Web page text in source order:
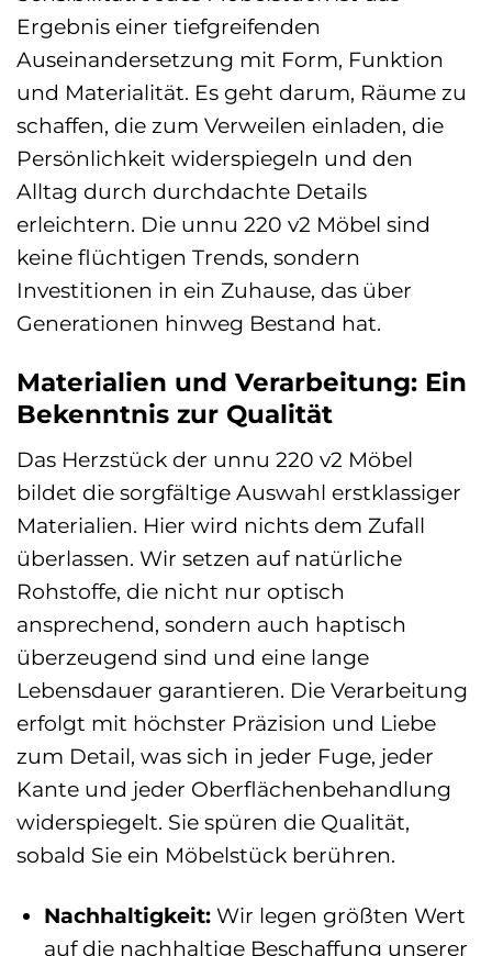
Ergebnis einer tiefgreifenden
Auseinandersetzung mit Form, Funktion
und Materialität. Es geht darum, Räume zu
schaffen, die zum Verweilen einladen, die
Persönlichkeit widerspiegeln und den
Alltag durch durchdachte Details
erleichtern. Die unnu 220 v2 Möbel sind
keine flüchtigen Trends, sondern
Investitionen in ein Zuhause, das über
Generationen hinweg Bestand hat.
Materialien und Verarbeitung: Ein
Bekenntnis zur Qualität
Das Herzstück der unnu 220 v2 Möbel
bildet die sorgfältige Auswahl erstklassiger
Materialien. Hier wird nichts dem Zufall
überlassen. Wir setzen auf natürliche
Rohstoffe, die nicht nur optisch
ansprechend, sondern auch haptisch
überzeugend sind und eine lange
Lebensdauer garantieren. Die Verarbeitung
erfolgt mit höchster Präzision und Liebe
zum Detail, was sich in jeder Fuge, jeder
Kante und jeder Oberflächenbehandlung
widerspiegelt. Sie spüren die Qualität,
sobald Sie ein Möbelstück berühren.
Nachhaltigkeit:Wir legen größten Wert
auf die nachhaltige Beschaffung unserer